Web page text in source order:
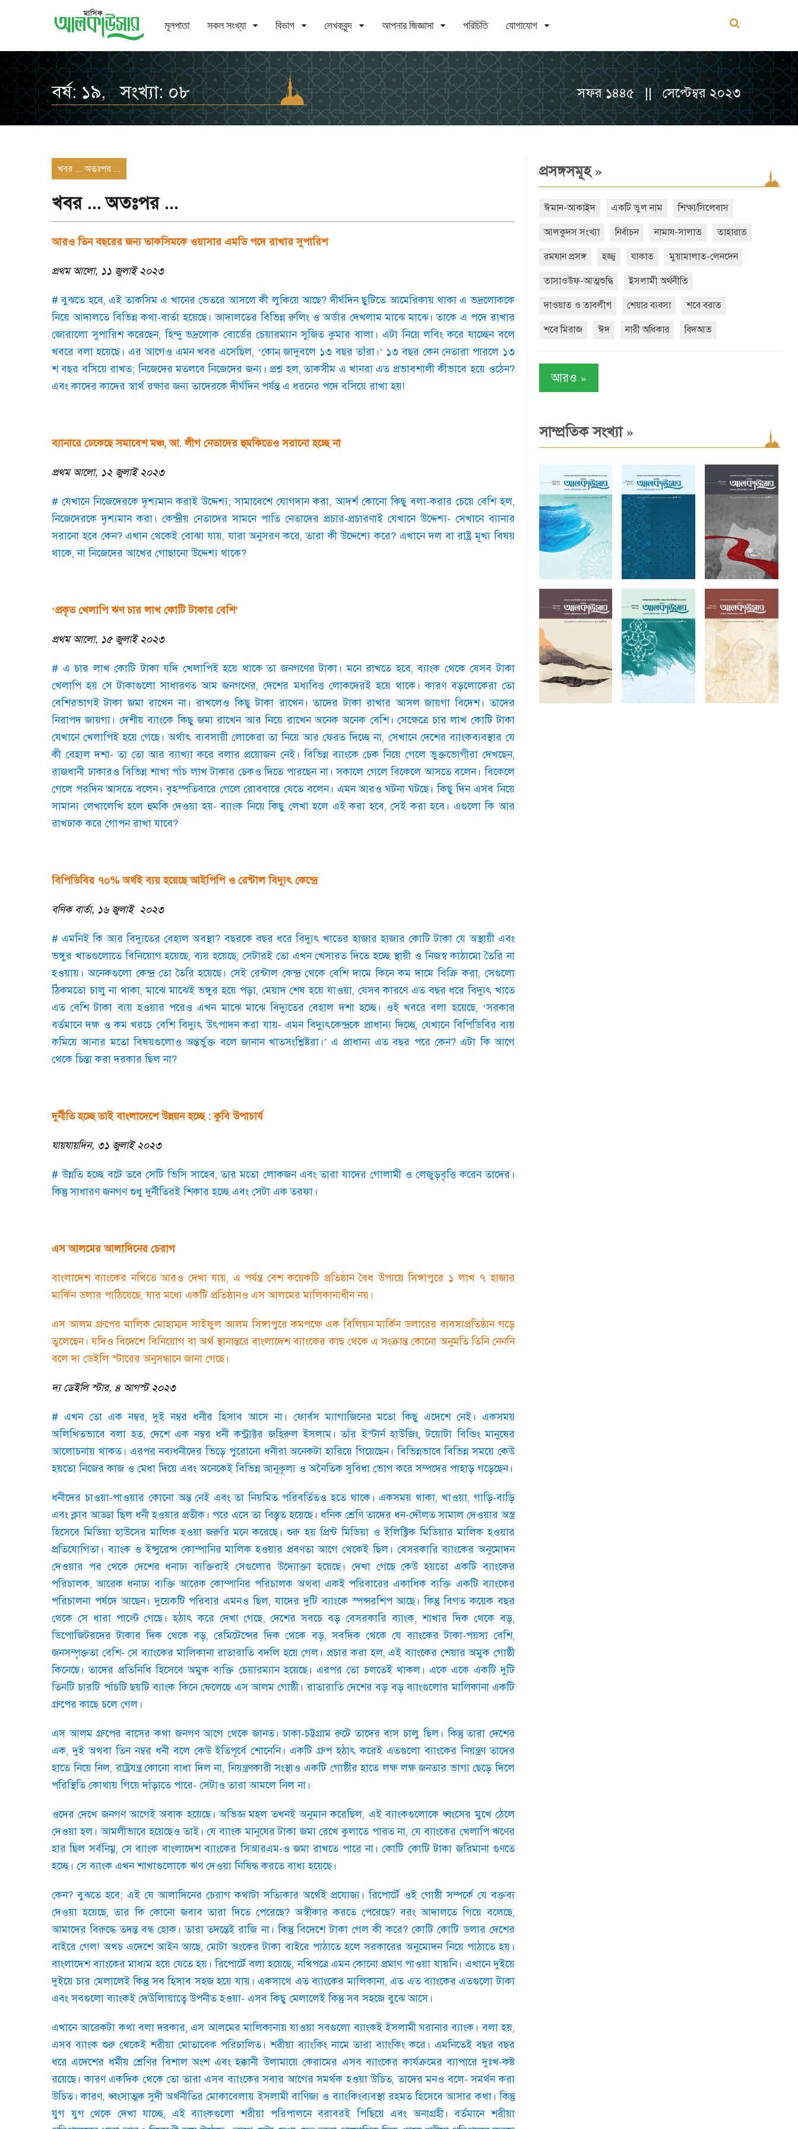
মূলপাতা সকল সংখ্যা বিভাগ লেখকবৃন্দ আপনার জিজ্ঞাসা পরিচিতি যোগাযোগ
বর্ষ: ১৯, সংখ্যা: ০৮ সফর ১৪৪৫ || সেপ্টেম্বর ২০২৩
খবর ... অতঃপর ...
খবর ... অতঃপর ...
আরও তিন বছরের জন্য তাকসিমকে ওয়াসার এমডি পদে রাখার সুপারিশ
প্রথম আলো, ১১ জুলাই ২০২৩
#বুঝতে হবে,এই তাকসিম এ খানের ভেতরে আসলে কী লুকিয়ে আছে?দীর্ঘদিন ছুটিতে আমেরিকায় থাকা এ ভদ্রলোককে
নিয়ে আদালতে বিভিন্ন কথা-বার্তা হয়েছে। আদালতের বিভিন্ন রুলিং ও অর্ডার দেখলাম মাঝে মাঝে। তাকে এ পদে রাখার
জোরালো সুপারিশ করেছেন,হিন্দু ভদ্রলোক বোর্ডের চেয়ারম্যান সুজিত কুমার বালা। এটা নিয়ে লবিং করে যাচ্ছেন বলে
খবরে বলা হয়েছে। এর আগেও এমন খবর এসেছিল, ‘কোন্ জাদুবলে ১৩ বছর তাঁরা।’ ১৩ বছর কেন নেতারা পারলে ১৩
শ বছর বসিয়ে রাখত;নিজেদের মতলবে নিজেদের জন্য। প্রশ্ন হল,তাকসীম এ খানরা এত প্রভাবশালী কীভাবে হয়ে ওঠেন?
এবং কাদের কাদের স্বার্থ রক্ষার জন্য তাদেরকে দীর্ঘদিন পর্যন্ত এ ধরনের পদে বসিয়ে রাখা হয়!
ব্যানারে ঢেকেছে সমাবেশ মঞ্চ,আ. লীগ নেতাদের হুমকিতেও সরানো হচ্ছে না
প্রথম আলো, ১২ জুলাই ২০২৩
#যেখানে নিজেদেরকে দৃশ্যমান করাই উদ্দেশ্য;সামাবেশে যোগদান করা,আদর্শ কোনো কিছু বলা-করার চেয়ে বেশি হল,
নিজেদেরকে দৃশ্যমান করা। কেন্দ্রীয় নেতাদের সামনে পাতি নেতাদের প্রচার-প্রচারণাই যেখানে উদ্দেশ্য- সেখানে ব্যানার
সরানো হবে কেন?এখান থেকেই বোঝা যায়,যারা অনুসরণ করে,তারা কী উদ্দেশ্যে করে?এখানে দল বা রাষ্ট্র মূখ্য বিষয়
থাকে,না নিজেদের আখের গোছানো উদ্দেশ্য থাকে?
‘প্রকৃত খেলাপি ঋণ চার লাখ কোটি টাকার বেশি’
প্রথম আলো, ১৫ জুলাই ২০২৩
# এ চার লাখ কোটি টাকা যদি খেলাপিই হয়ে থাকে তা জনগণের টাকা। মনে রাখতে হবে,ব্যাংক থেকে যেসব টাকা
খেলাপি হয় সে টাকাগুলো সাধারণত আম জনগণের,দেশের মধ্যবিত্ত লোকদেরই হয়ে থাকে। কারণ বড়লোকেরা তো
বেশিরভাগই টাকা জমা রাখেন না। রাখলেও কিছু টাকা রাখেন। তাদের টাকা রাখার আসল জায়গা বিদেশ। তাদের
নিরাপদ জায়গা। দেশীয় ব্যাংকে কিছু জমা রাখেন আর নিয়ে রাখেন অনেক অনেক বেশি। সেক্ষেত্রে চার লাখ কোটি টাকা
যেখানে খেলাপিই হয়ে গেছে। অর্থাৎ ব্যবসায়ী লোকেরা তা নিয়ে আর ফেরত দিচ্ছে না, সেখানে দেশের ব্যাংকব্যবস্থার যে
কী বেহাল দশা-তা তো আর ব্যাখ্যা করে বলার প্রয়োজন নেই। বিভিন্ন ব্যাংকে চেক নিয়ে গেলে ভুক্তভোগীরা দেখছেন,
রাজধানী ঢাকারও বিভিন্ন শাখা পাঁচ লাখ টাকার চেকও দিতে পারছেন না। সকালে গেলে বিকেলে আসতে বলেন। বিকেলে
গেলে পরদিন আসতে বলেন। বৃহস্পতিবারে গেলে রোববারে যেতে বলেন। এমন আরও ঘটনা ঘটছে। কিছু দিন এসব নিয়ে
সামান্য লেখালেখি হলে হুমকি দেওয়া হয়-ব্যাংক নিয়ে কিছু লেখা হলে এই করা হবে,সেই করা হবে। এগুলো কি আর
রাখঢাক করে গোপন রাখা যাবে?
বিপিডিবির ৭০% অর্থই ব্যয় হয়েছে আইপিপি ও রেন্টাল বিদ্যুৎ কেন্দ্রে
বণিক বার্তা, ১৬ জুলাই ২০২৩
#এমনিই কি আর বিদ্যুতের বেহাল অবস্থা?বছরকে বছর ধরে বিদ্যুৎ খাতের হাজার হাজার কোটি টাকা যে অস্থায়ী এবং
ভঙ্গুর খাতগুলোতে বিনিয়োগ হয়েছে,ব্যয় হয়েছে, সেটারই তো এখন খেসারত দিতে হচ্ছে স্থায়ী ও নিজস্ব কাঠামো তৈরি না
হওয়ায়। অনেকগুলো কেন্দ্র তো তৈরি হয়েছে। সেই রেন্টাল কেন্দ্র থেকে বেশি দামে কিনে কম দামে বিক্রি করা, সেগুলো
ঠিকমতো চালু না থাকা,মাঝে মাঝেই ভঙ্গুর হয়ে পড়া, মেয়াদ শেষ হয়ে যাওয়া, যেসব কারণে এত বছর ধরে বিদ্যুৎ খাতে
এত বেশি টাকা ব্যয় হওয়ার পরেও এখন মাঝে মাঝে বিদ্যুতের বেহাল দশা হচ্ছে। ওই খবরে বলা হয়েছে, ‘সরকার
বর্তমানে দক্ষ ও কম খরচে বেশি বিদ্যুৎ উৎপাদন করা যায়-এমন বিদ্যুৎকেন্দ্রকে প্রাধান্য দিচ্ছে,যেখানে বিপিডিবির ব্যয়
কমিয়ে আনার মতো বিষয়গুলোও অন্তর্ভুক্ত বলে জানান খাতসংশ্লিষ্টরা।’এ প্রাধান্য এত বছর পরে কেন?এটা কি আগে
থেকে চিন্তা করা দরকার ছিল না?
দুর্নীতি হচ্ছে তাই বাংলাদেশে উন্নয়ন হচ্ছে : কুবি উপাচার্য
যায়যায়দিন, ৩১ জুলাই ২০২৩
# উন্নতি হচ্ছে বটে তবে সেটি ভিসি সাহেব,তার মতো লোকজন এবং তারা যাদের গোলামী ও লেজুড়বৃত্তি করেন তাদের।
কিন্তু সাধারণ জনগণ শুধু দুর্নীতিরই শিকার হচ্ছে এবং সেটা এক তরফা।
এস আলমের আলাদিনের চেরাগ
বাংলাদেশ ব্যাংকের নথিতে আরও দেখা যায়, এ পর্যন্ত বেশ কয়েকটি প্রতিষ্ঠান বৈধ উপায়ে সিঙ্গাপুরে ১ লাখ ৭ হাজার
মার্কিন ডলার পাঠিয়েছে,যার মধ্যে একটি প্রতিষ্ঠানও এস আলমের মালিকানাধীন নয়।
এস আলম গ্রুপের মালিক মোহাম্মদ সাইফুল আলম সিঙ্গাপুরে কমপক্ষে এক বিলিয়ন মার্কিন ডলারের ব্যবসাপ্রতিষ্ঠান গড়ে
তুলেছেন। যদিও বিদেশে বিনিয়োগ বা অর্থ স্থানান্তরে বাংলাদেশ ব্যাংকের কাছ থেকে এ সংক্রান্ত কোনো অনুমতি তিনি নেননি
বলে দ্য ডেইলি স্টারের অনুসন্ধানে জানা গেছে।
দ্য ডেইলি স্টার, ৪ আগস্ট ২০২৩
# এখন তো এক নম্বর,দুই নম্বর ধনীর হিসাব আসে না। ফোর্বস ম্যাগাজিনের মতো কিছু এদেশে নেই। একসময়
অলিখিতভাবে বলা হত, দেশে এক নম্বর ধনী কন্ট্রাক্টর জহিরুল ইসলাম। তাঁর ইস্টার্ন হাউজিং,টয়োটা বিল্ডিং মানুষের
আলোচনায় থাকত। এরপর নব্যধনীদের ভিড়ে পুরোনো ধনীরা অনেকটা হারিয়ে গিয়েছেন। বিভিন্নভাবে বিভিন্ন সময়ে কেউ
হয়তো নিজের কাজ ও মেধা দিয়ে এবং অনেকেই বিভিন্ন আনুকূল্য ও অনৈতিক সুবিধা ভোগ করে সম্পদের পাহাড় গড়েছেন।
ধনীদের চাওয়া-পাওয়ার কোনো অন্ত নেই এবং তা নিয়মিত পরিবর্তিতও হতে থাকে। একসময় থাকা,খাওয়া, গাড়ি-বাড়ি
এবং ক্লাব আড্ডা ছিল ধনী হওয়ার প্রতীক। পরে এসে তা বিস্তৃত হয়েছে। ধনিক শ্রেণি তাদের ধন-দৌলত সামাল দেওয়ার অস্ত্র
হিসেবে মিডিয়া হাউসের মালিক হওয়া জরুরি মনে করেছে। শুরু হয় প্রিন্ট মিডিয়া ও ইলিক্ট্রিক মিডিয়ার মালিক হওয়ার
প্রতিযোগিতা। ব্যাংক ও ইন্সুরেন্স কোম্পানির মালিক হওয়ার প্রবণতা আগে থেকেই ছিল। বেসরকারি ব্যাংকের অনুমোদন
দেওয়ার পর থেকে দেশের ধনাঢ্য ব্যক্তিরাই সেগুলোর উদ্যোক্তা হয়েছে। দেখা গেছে কেউ হয়তো একটি ব্যাংকের
পরিচালক,আরেক ধনাঢ্য ব্যক্তি আরেক কোম্পানির পরিচালক অথবা একই পরিবারের একাধিক ব্যক্তি একটি ব্যাংকের
পরিচালনা পর্ষদে আছেন। দুয়েকটি পরিবার এমনও ছিল,যাদের দুটি ব্যাংকে স্পন্সরশিপ আছে। কিন্তু বিগত কয়েক বছর
থেকে সে ধারা পাল্টে গেছে। হঠাৎ করে দেখা গেছে,দেশের সবচে বড় বেসরকারি ব্যাংক,শাখার দিক থেকে বড়,
ডিপোজিটরদের টাকার দিক থেকে বড়,রেমিটেন্সের দিক থেকে বড়,সবদিক থেকে যে ব্যাংকের টাকা-পয়সা বেশি,
জনসম্পৃক্ততা বেশি-সে ব্যাংকের মালিকানা রাতারাতি বদলি হয়ে গেল। প্রচার করা হল,এই ব্যাংকের শেয়ার অমুক গোষ্ঠী
কিনেছে। তাদের প্রতিনিধি হিসেবে অমুক ব্যক্তি চেয়ারম্যান হয়েছে। এরপর তো চলতেই থাকল। একে একে একটি দুটি
তিনটি চারটি পাঁচটি ছয়টি ব্যাংক কিনে ফেলেছে এস আলম গোষ্ঠী। রাতারাতি দেশের বড় বড় ব্যাংগুলোর মালিকানা একটি
গ্রুপের কাছে চলে গেল।
এস আলম গ্রুপের বাসের কথা জনগণ আগে থেকে জানত। ঢাকা-চট্টগ্রাম রুটে তাদের বাস চালু ছিল। কিন্তু তারা দেশের
এক,দুই অথবা তিন নম্বর ধনী বলে কেউ ইতিপূর্বে শোনেনি। একটি গ্রুপ হঠাৎ করেই এতগুলো ব্যাংকের নিয়ন্ত্রণ তাদের
হাতে নিয়ে নিল,রাষ্ট্রযন্ত্র কোনো বাধা দিল না,নিয়ন্ত্রণকারী সংস্থাও একটি গোষ্ঠীর হাতে লক্ষ লক্ষ জনতার ভাগ্য ছেড়ে দিলে
পরিস্থিতি কোথায় গিয়ে দাঁড়াতে পারে- সেটাও তারা আমলে নিল না।
ওদের দেখে জনগণ আগেই অবাক হয়েছে। অভিজ্ঞ মহল তখনই অনুমান করেছিল, এই ব্যাংকগুলোকে ধ্বংসের মুখে ঠেলে
দেওয়া হল। আমলীভাবে হয়েছেও তাই। যে ব্যাংক মানুষের টাকা জমা রেখে কুলাতে পারত না, যে ব্যাংকের খেলাপি ঋণের
হার ছিল সর্বনিম্ন,সে ব্যাংক বাংলাদেশ ব্যাংকের সিআরএম-ও জমা রাখতে পারে না। কোটি কোটি টাকা জরিমানা গুণতে
হচ্ছে। সে ব্যাংক এখন শাখাগুলোকে ঋণ দেওয়া নিষিদ্ধ করতে বাধ্য হয়েছে।
কেন?বুঝতে হবে; এই যে আলাদিনের চেরাগ কথাটা সত্যিকার অর্থেই প্রযোজ্য। রিপোর্টে ওই গোষ্ঠী সম্পর্কে যে বক্তব্য
দেওয়া হয়েছে,তার কি কোনো জবাব তারা দিতে পেরেছে?অস্বীকার করতে পেরেছে?বরং আদালতে গিয়ে বলেছে,
আমাদের বিরুদ্ধে তদন্ত বন্ধ হোক। তারা তদন্তেই রাজি না। কিন্তু বিদেশে টাকা গেল কী করে? কোটি কোটি ডলার দেশের
বাইরে গেল! অথচ এদেশে আইন আছে,মোটা অংকের টাকা বাইরে পাঠাতে হলে সরকারের অনুমোদন নিয়ে পাঠাতে হয়।
বাংলাদেশ ব্যাংকের মাধ্যম হয়ে যেতে হয়। রিপোর্টে বলা হয়েছে,নথিপত্রে এমন কোনো প্রমাণ পাওয়া যায়নি। এখানে দুইয়ে
দুইয়ে চার মেলালেই কিন্তু সব হিসাব সহজ হয়ে যায়। একসাথে এত ব্যাংকের মালিকানা,এত এত ব্যাংকের এতগুলো টাকা
এবং সবগুলো ব্যাংকই দেউলিায়াত্বে উপনীত হওয়া- এসব কিছু মেলালেই কিন্তু সব সহজে বুঝে আসে।
এখানে আরেকটা কথা বলা দরকার,এস আলমের মালিকানায় যাওয়া সবগুলো ব্যাংকই ইসলামী ঘরানার ব্যাংক। বলা হয়,
এসব ব্যাংক শুরু থেকেই শরীয়া মোতাবেক পরিচালিত। শরীয়া ব্যাংকিং নামে তারা ব্যাংকিং করে। এমনিতেই বছর বছর
ধরে এদেশের ধর্মীয় শ্রেণির বিশাল অংশ এবং হক্কানী উলামায়ে কেরামের এসব ব্যাংকের কার্যক্রমের ব্যাপারে দুঃখ-কষ্ট
রয়েছে। কারণ একদিক থেকে তো তারা এসব ব্যাংকের সবার আগের সমর্থক হওয়া উচিত,তাদের মনও বলে-সমর্থন করা
উচিত। কারণ, ধ্বংসাত্মক সুদী অর্থনীতির মোকাবেলায় ইসলামী বাণিজ্য ও ব্যাংকিংব্যবস্থা রহমত হিসেবে আসার কথা। কিন্তু
যুগ যুগ থেকে দেখা যাচ্ছে, এই ব্যাংকগুলো শরীয়া পরিপালনে বরাবরই পিছিয়ে এবং অনাগ্রহী। বর্তমানে শরীয়া
প্রসঙ্গসমূহ»
ঈমান-আকাইদ একটি ভুল নাম শিক্ষা/সিলেবাস
আলকুদস সংখ্যা নির্বাচন নামায-সালাত তাহারাত
রমযান প্রসঙ্গ হজ্জ্ব যাকাত মুয়ামালাত-লেনদেন
তাসাওউফ-আত্মশুদ্ধি ইসলামী অর্থনীতি
দাওয়াত ও তাবলীগ শেয়ার ব্যবসা শবে বরাত
শবে মিরাজ ঈদ নারী অধিকার বিদআত
আরও »
সাম্প্রতিক সংখ্যা»